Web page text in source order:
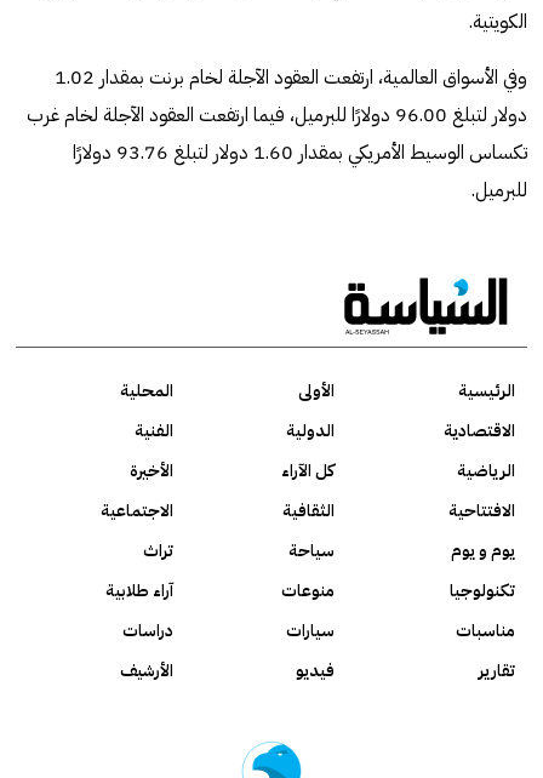
الكويتية.
وفي الأسواق العالمية، ارتفعت العقود الآجلة لخام برنت بمقدار 1.02
دولار لتبلغ 96.00 دولارًا للبرميل، فيما ارتفعت العقود الآجلة لخام غرب
تكساس الوسيط الأمريكي بمقدار 1.60 دولار لتبلغ 93.76 دولارًا
للبرميل.
الرئيسية الأولى
المحلية
الاقتصادية
الدولية
الفنية
الرياضية
كل الآراء
الأخيرة
الافتتاحية
الثقافية
الاجتماعية
يوم و يوم
سياحة
تراث
تكنولوجيا
منوعات
آراء طلابية
مناسبات
سيارات
دراسات
تقارير
فيديو الأرشيف